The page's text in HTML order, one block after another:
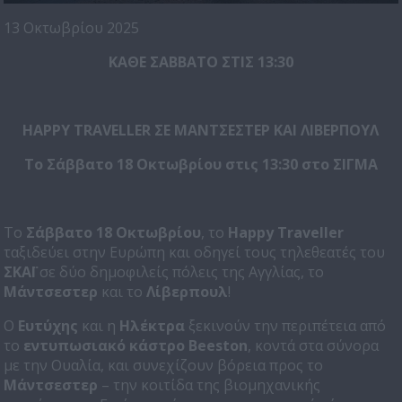
13 Οκτωβρίου 2025
ΚΑΘΕ ΣΑΒΒΑΤΟ ΣΤΙΣ 13:30
HAPPY TRAVELLER ΣΕ ΜΑΝΤΣΕΣΤΕΡ ΚΑΙ ΛΙΒΕΡΠΟΥΛ
Το Σάββατο 18 Οκτωβρίου στις 13:30 στο ΣΙΓΜΑ
Το Σάββατο 18 Οκτωβρίου, το Happy Traveller
ταξιδεύει στην Ευρώπη και οδηγεί τους τηλεθεατές του
ΣΚΑΪσε δύο δημοφιλείς πόλεις της Αγγλίας, το
Μάντσεστερ και το Λίβερπουλ!
Ο Ευτύχης και η Ηλέκτρα ξεκινούν την περιπέτεια από
το εντυπωσιακό κάστρο Beeston, κοντά στα σύνορα
με την Ουαλία, και συνεχίζουν βόρεια προς το
Μάντσεστερ – την κοιτίδα της βιομηχανικής